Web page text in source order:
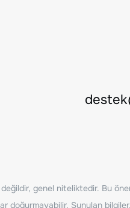
değildir, genel niteliktedir. Bu
doğurmayabilir. Sunulan